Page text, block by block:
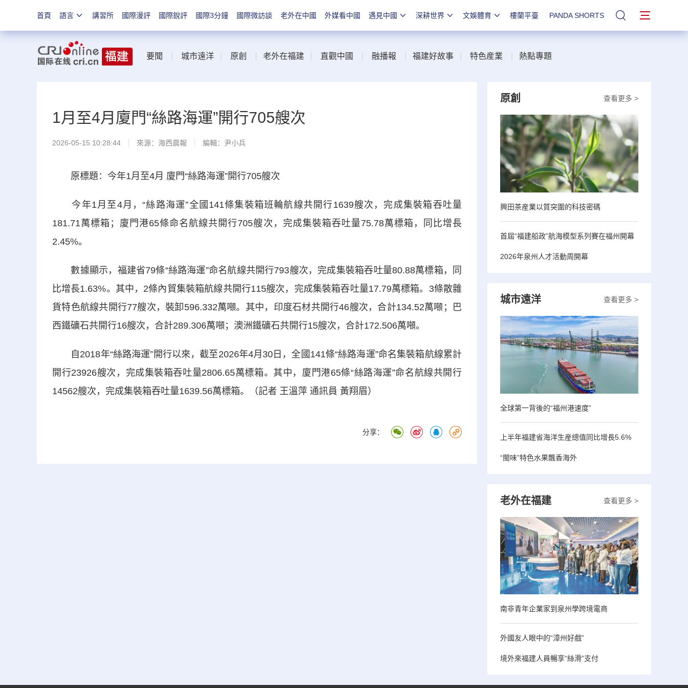
首頁 語言 講習所 國際漫評 國際銳評 國際3分鐘 國際微訪談 老外在中國 外媒看中國 遇見中國 深耕世界 文娛體育 樓蘭平臺 PANDA SHORTS 站內搜索
要聞 城市遠洋 原創 老外在福建 直觀中國 融播報 福建好故事 特色産業 熱點專題
1月至4月廈門“絲路海運”開行705艘次
2026-05-15 10:28:44 來源： 海西晨報 編輯：尹小兵
原標題：今年1月至4月 廈門“絲路海運”開行705艘次
今年1月至4月，“絲路海運”全國141條集裝箱班輪航線共開行1639艘次，完成集裝箱吞吐量
181.71萬標箱；廈門港65條命名航線共開行705艘次，完成集裝箱吞吐量75.78萬標箱，同比增長
2.45%。
數據顯示，福建省79條“絲路海運”命名航線共開行793艘次，完成集裝箱吞吐量80.88萬標箱，同
比增長1.63%。其中，2條內貿集裝箱航線共開行115艘次，完成集裝箱吞吐量17.79萬標箱。3條散雜
貨特色航線共開行77艘次，裝卸596.332萬噸。其中，印度石材共開行46艘次，合計134.52萬噸；巴
西鐵礦石共開行16艘次，合計289.306萬噸；澳洲鐵礦石共開行15艘次，合計172.506萬噸。
自2018年“絲路海運”開行以來，截至2026年4月30日，全國141條“絲路海運”命名集裝箱航線累計
開行23926艘次，完成集裝箱吞吐量2806.65萬標箱。其中，廈門港65條“絲路海運”命名航線共開行
14562艘次，完成集裝箱吞吐量1639.56萬標箱。（記者 王溫萍 通訊員 黃翔眉）
分享：
查看更多 >
原創
興田茶産業以質突圍的科技密碼
首屆“福建船政”航海模型系列賽在福州開幕
2026年泉州人才活動周開幕
查看更多 >
城市遠洋
全球第一背後的“福州港速度”
上半年福建省海洋生産總值同比增長5.6%
“閩味”特色水果飄香海外
查看更多 >
老外在福建
南非青年企業家到泉州學跨境電商
外國友人眼中的“漳州好戲”
境外來福建人員暢享“絲滑”支付